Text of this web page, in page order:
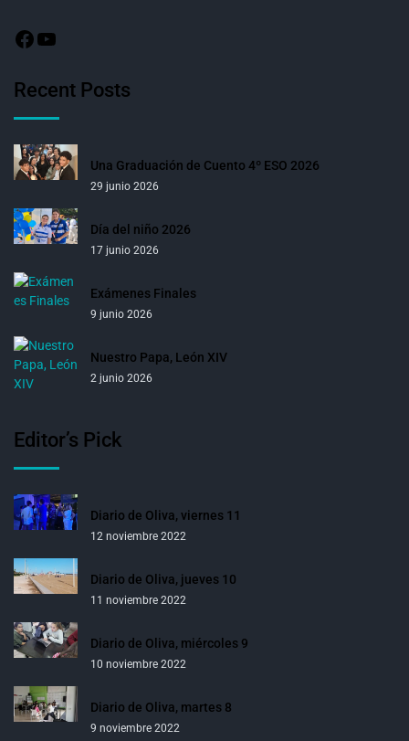
Recent Posts
Una Graduación de Cuento 4º ESO 2026
29 junio 2026
Día del niño 2026
17 junio 2026
Exámenes Finales
9 junio 2026
Nuestro Papa, León XIV
2 junio 2026
Editor’s Pick
Diario de Oliva, viernes 11
12 noviembre 2022
Diario de Oliva, jueves 10
11 noviembre 2022
Diario de Oliva, miércoles 9
10 noviembre 2022
Diario de Oliva, martes 8
9 noviembre 2022